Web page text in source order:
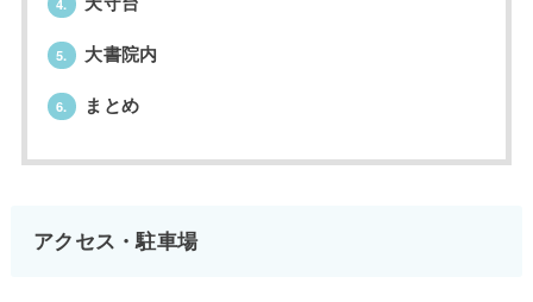
5. 大書院内
6. まとめ
アクセス・駐車場